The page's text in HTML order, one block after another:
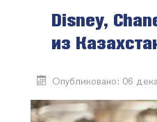
Disney,
из
Опубликовано: 06